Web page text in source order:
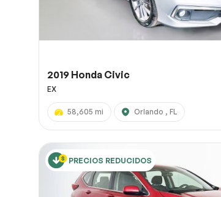
2019 Honda Civic
EX
58,605 mi Orlando , FL
PRECIOS REDUCIDOS